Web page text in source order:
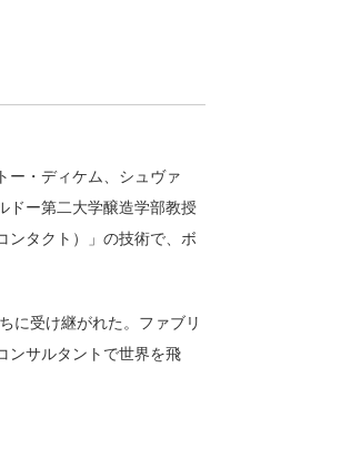
ー・ディケム、シュヴァ
ドー第二大学醸造学部教授
ンタクト）」の技術で、ボ
に受け継がれた。ファブリ
ンサルタントで世界を飛